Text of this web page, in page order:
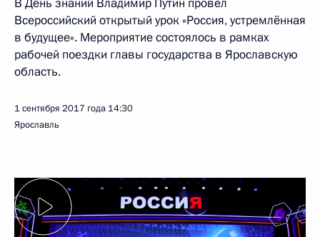
Всероссийский открытый урок «Россия, устремлённая
в будущее». Мероприятие состоялось в рамках
рабочей поездки главы государства в Ярославскую
область.
1 сентября 2017 года 14:30
Ярославль